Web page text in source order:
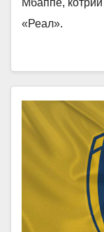
Мбаппе, котрий
«Реал».